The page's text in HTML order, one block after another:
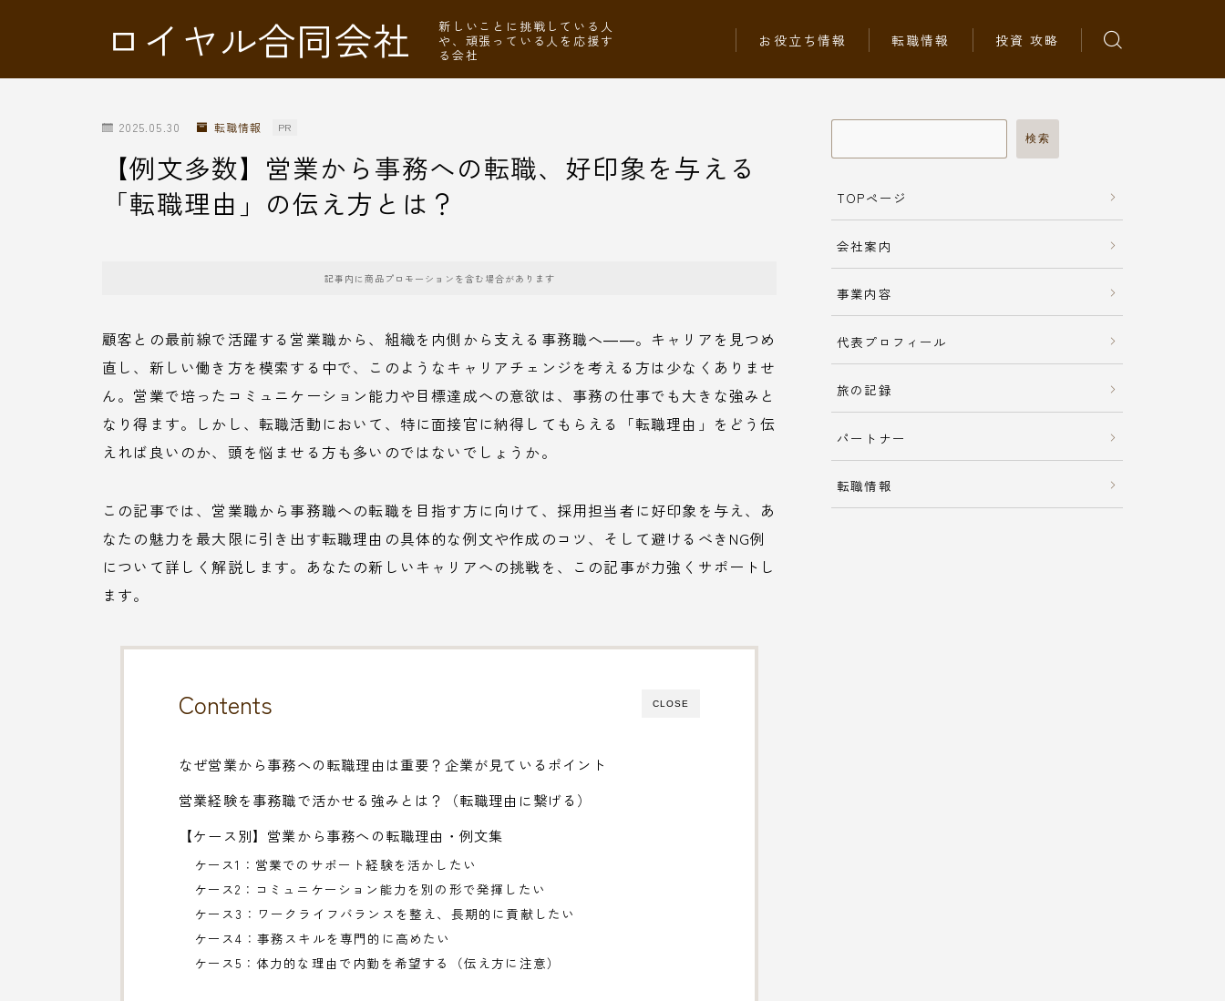
ロイヤル合同会社
新しいことに挑戦している人
や、頑張っている人を応援す
る会社
お役立ち情報 転職情報 投資 攻略
2025.05.30 転職情報 PR
【例文多数】営業から事務への転職、好印象を与える
「転職理由」の伝え方とは？
記事内に商品プロモーションを含む場合があります
顧客との最前線で活躍する営業職から、組織を内側から支える事務職へ――。キャリアを見つめ
直し、新しい働き方を模索する中で、このようなキャリアチェンジを考える方は少なくありませ
ん。営業で培ったコミュニケーション能力や目標達成への意欲は、事務の仕事でも大きな強みと
なり得ます。しかし、転職活動において、特に面接官に納得してもらえる「転職理由」をどう伝
えれば良いのか、頭を悩ませる方も多いのではないでしょうか。
この記事では、営業職から事務職への転職を目指す方に向けて、採用担当者に好印象を与え、あ
なたの魅力を最大限に引き出す転職理由の具体的な例文や作成のコツ、そして避けるべきNG例
について詳しく解説します。あなたの新しいキャリアへの挑戦を、この記事が力強くサポートし
ます。
CLOSE
Contents
なぜ営業から事務への転職理由は重要？企業が見ているポイント
営業経験を事務職で活かせる強みとは？（転職理由に繋げる）
【ケース別】営業から事務への転職理由・例文集
ケース1：営業でのサポート経験を活かしたい
ケース2：コミュニケーション能力を別の形で発揮したい
ケース3：ワークライフバランスを整え、長期的に貢献したい
ケース4：事務スキルを専門的に高めたい
ケース5：体力的な理由で内勤を希望する（伝え方に注意）
検索
TOPページ
会社案内
事業内容
代表プロフィール
旅の記録
パートナー
転職情報